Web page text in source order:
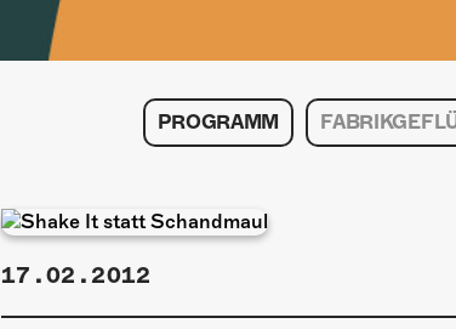
PROGRAMM
17.02.2012